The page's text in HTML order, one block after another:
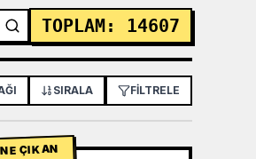
TOPLAM: 14607
POSTER / EL İLANI UYGULAMA /
SIRALA FILTRELE
ÇIKAN